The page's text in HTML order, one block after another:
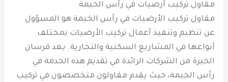
مقاول تركيب أرضيات في رأس الخيمة
مقاول تركيب الأرضيات في رأس الخيمة هو المسؤول
عن تنظيم وتنفيذ أعمال تركيب الأرضيات بمختلف
أنواعها في المشاريع السكنية والتجارية. يعد فرسان
الخبرة من الشركات الرائدة في تقديم هذه الخدمة في
رأس الخيمة، حيث يقدم مقاولون متخصصون في تركيب